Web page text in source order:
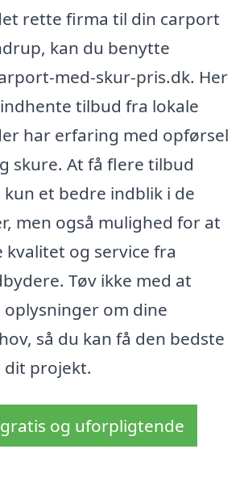
rette firma til din carport
kan du benytte
med-skur-pris.dk. Her
tilbud fra lokale
har erfaring med opførsel
skure. At få flere tilbud
et bedre indblik i de
men også mulighed for at
kvalitet og service fra
Tøv ikke med at
om dine
så du kan få den bedste
projekt.
og uforpligtende